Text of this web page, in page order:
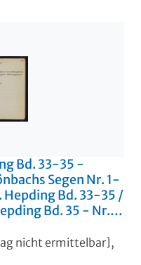
Bd. 33-35 -
Segen Nr. 1-
Hepding Bd. 33-35 /
Bd. 35 - Nr.
nicht ermittelbar],